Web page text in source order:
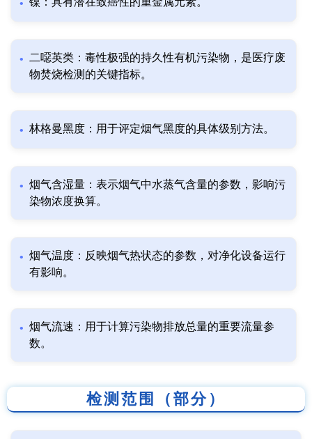
二噁英类：毒性极强的持久性有机污染物，是医疗废
物焚烧检测的关键指标。
林格曼黑度：用于评定烟气黑度的具体级别方法。
烟气含湿量：表示烟气中水蒸气含量的参数，影响污
染物浓度换算。
烟气温度：反映烟气热状态的参数，对净化设备运行
有影响。
烟气流速：用于计算污染物排放总量的重要流量参
数。
检测范围（部分）